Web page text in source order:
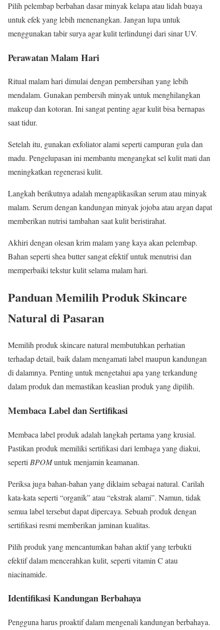
Pilih pelembap berbahan dasar minyak kelapa atau lidah buaya
untuk efek yang lebih menenangkan. Jangan lupa untuk
menggunakan tabir surya agar kulit terlindungi dari sinar UV.
Perawatan Malam Hari
Ritual malam hari dimulai dengan pembersihan yang lebih
mendalam. Gunakan pembersih minyak untuk menghilangkan
makeup dan kotoran. Ini sangat penting agar kulit bisa bernapas
saat tidur.
Setelah itu, gunakan exfoliator alami seperti campuran gula dan
madu. Pengelupasan ini membantu mengangkat sel kulit mati dan
meningkatkan regenerasi kulit.
Langkah berikutnya adalah mengaplikasikan serum atau minyak
malam. Serum dengan kandungan minyak jojoba atau argan dapat
memberikan nutrisi tambahan saat kulit beristirahat.
Akhiri dengan olesan krim malam yang kaya akan pelembap.
Bahan seperti shea butter sangat efektif untuk menutrisi dan
memperbaiki tekstur kulit selama malam hari.
Panduan Memilih Produk Skincare
Natural di Pasaran
Memilih produk skincare natural membutuhkan perhatian
terhadap detail, baik dalam mengamati label maupun kandungan
di dalamnya. Penting untuk mengetahui apa yang terkandung
dalam produk dan memastikan keaslian produk yang dipilih.
Membaca Label dan Sertifikasi
Membaca label produk adalah langkah pertama yang krusial.
Pastikan produk memiliki sertifikasi dari lembaga yang diakui,
seperti BPOMuntuk menjamin keamanan.
Periksa juga bahan-bahan yang diklaim sebagai natural. Carilah
kata-kata seperti “organik” atau “ekstrak alami”. Namun, tidak
semua label tersebut dapat dipercaya. Sebuah produk dengan
sertifikasi resmi memberikan jaminan kualitas.
Pilih produk yang mencantumkan bahan aktif yang terbukti
efektif dalam mencerahkan kulit, seperti vitamin C atau
niacinamide.
Identifikasi Kandungan Berbahaya
Pengguna harus proaktif dalam mengenali kandungan berbahaya.